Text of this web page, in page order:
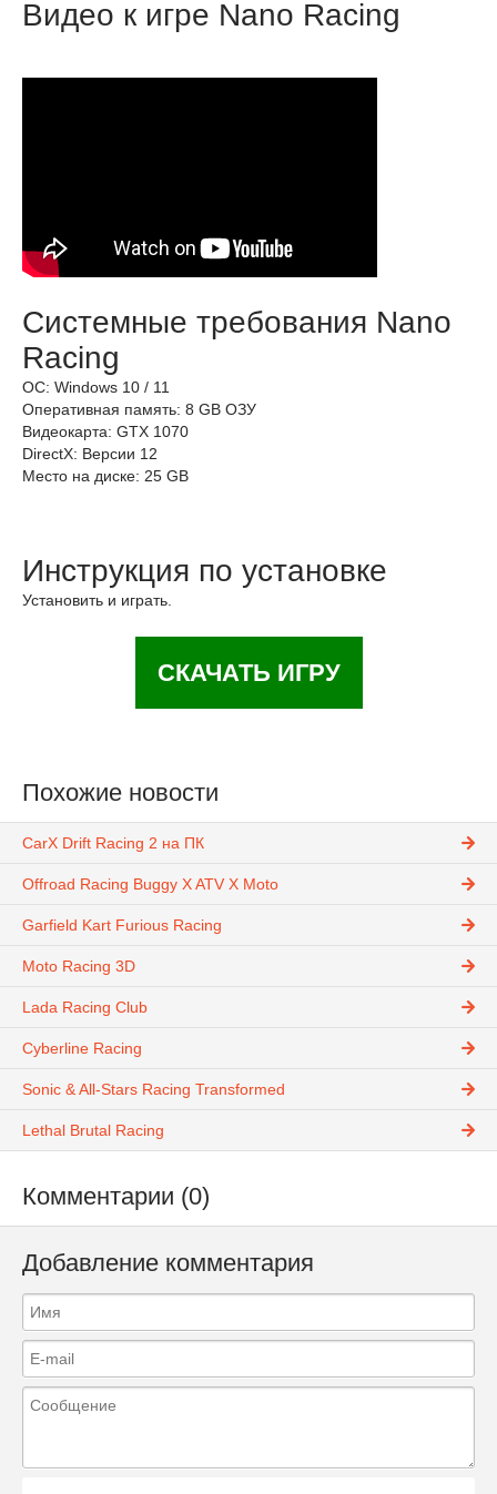
Видео к игре Nano Racing
Системные требования Nano
Racing
ОС: Windows 10 / 11
Оперативная память: 8 GB ОЗУ
Видеокарта: GTX 1070
DirectX: Версии 12
Место на диске: 25 GB
Инструкция по установке
Установить и играть.
СКАЧАТЬ ИГРУ
Похожие новости
CarX Drift Racing 2 на ПК
Offroad Racing Buggy X ATV X Moto
Garfield Kart Furious Racing
Moto Racing 3D
Lada Racing Club
Cyberline Racing
Sonic & All-Stars Racing Transformed
Lethal Brutal Racing
Комментарии (0)
Добавление комментария